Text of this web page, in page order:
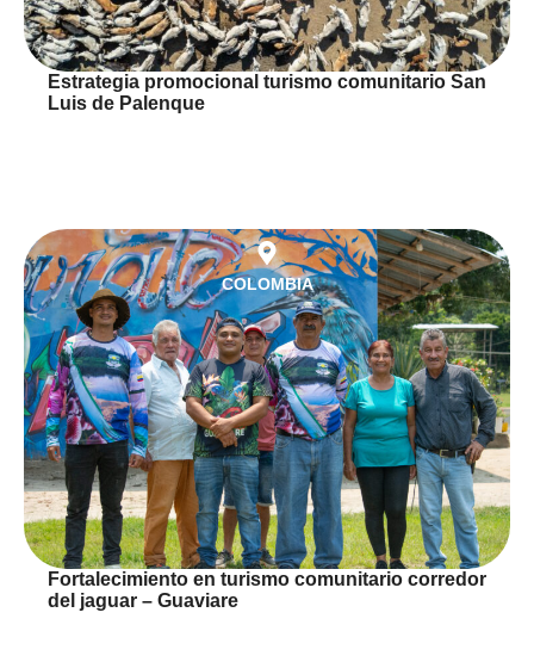
Estrategia promocional turismo comunitario San
Luis de Palenque
COLOMBIA
Fortalecimiento en turismo comunitario corredor
del jaguar – Guaviare